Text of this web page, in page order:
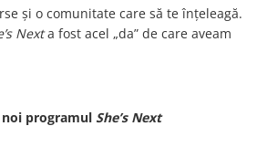
și o comunitate care să te înțeleagă.
Nexta fost acel „da” de care aveam
programul She’s Next